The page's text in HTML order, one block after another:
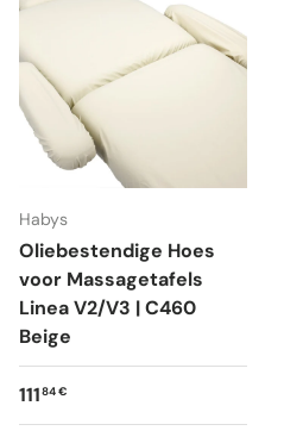
Habys
Oliebestendige Hoes
voor Massagetafels
Linea V2/V3 | C460
Beige
Reguliere prijs
11184 €